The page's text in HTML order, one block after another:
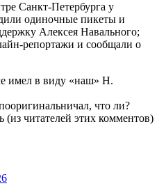
Санкт-Петербурга у
одиночные пикеты и
Алексея Навального;
репортажи и сообщали о
имел в виду «наш» Н.
что ли?
читателей этих комментов)